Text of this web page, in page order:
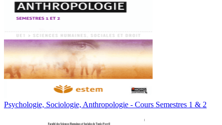
Psychologie, Sociologie, Anthropologie - Cours Semestres 1 & 2